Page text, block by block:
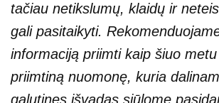
tačiau netikslumų, klaidų ir
gali pasitaikyti.
informaciją priimti kaip šiuo
priimtiną nuomonę, kuria
galutines išvadas siūlome